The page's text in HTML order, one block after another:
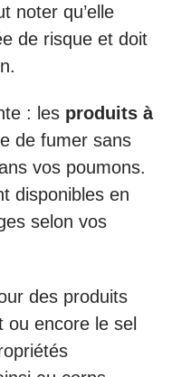
noter qu’elle
de risque et doit
: les produits à
de fumer sans
vos poumons.
disponibles en
selon vos
des produits
ou encore le sel